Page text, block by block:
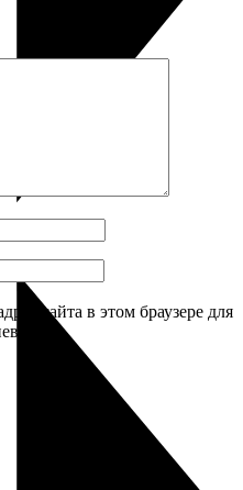
сайта в этом браузере для